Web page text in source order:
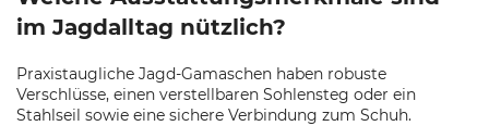
im Jagdalltag nützlich?
Praxistaugliche Jagd-Gamaschen haben robuste
Verschlüsse, einen verstellbaren Sohlensteg oder ein
Stahlseil sowie eine sichere Verbindung zum Schuh.